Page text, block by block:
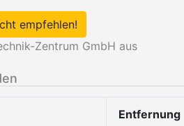
empfehlen!
Zentrum GmbH aus
Entfernung